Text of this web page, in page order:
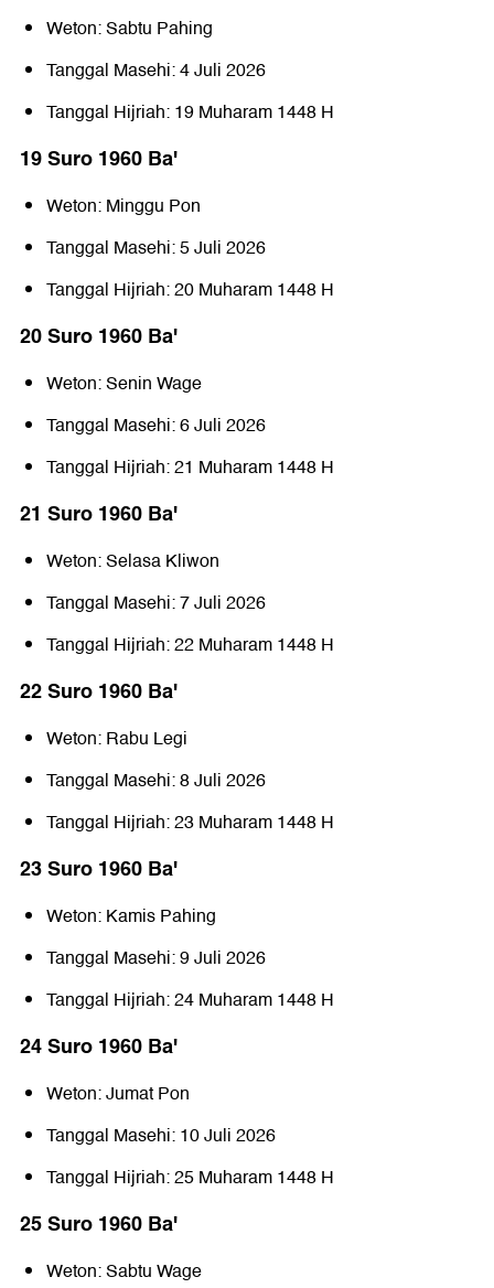
Weton: Sabtu Pahing
Tanggal Masehi: 4 Juli 2026
Tanggal Hijriah: 19 Muharam 1448 H
19 Suro 1960 Baꞌ
Weton: Minggu Pon
Tanggal Masehi: 5 Juli 2026
Tanggal Hijriah: 20 Muharam 1448 H
20 Suro 1960 Baꞌ
Weton: Senin Wage
Tanggal Masehi: 6 Juli 2026
Tanggal Hijriah: 21 Muharam 1448 H
21 Suro 1960 Baꞌ
Weton: Selasa Kliwon
Tanggal Masehi: 7 Juli 2026
Tanggal Hijriah: 22 Muharam 1448 H
22 Suro 1960 Baꞌ
Weton: Rabu Legi
Tanggal Masehi: 8 Juli 2026
Tanggal Hijriah: 23 Muharam 1448 H
23 Suro 1960 Baꞌ
Weton: Kamis Pahing
Tanggal Masehi: 9 Juli 2026
Tanggal Hijriah: 24 Muharam 1448 H
24 Suro 1960 Baꞌ
Weton: Jumat Pon
Tanggal Masehi: 10 Juli 2026
Tanggal Hijriah: 25 Muharam 1448 H
25 Suro 1960 Baꞌ
Weton: Sabtu Wage